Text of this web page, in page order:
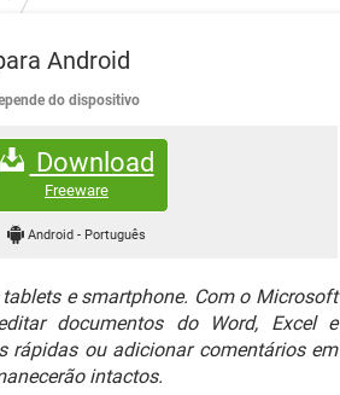
Android
do dispositivo
Download
Freeware
Android- Português
e smartphone. Com o Microsoft
documentos do Word, Excel e
rápidas ou adicionar comentários em
intactos.